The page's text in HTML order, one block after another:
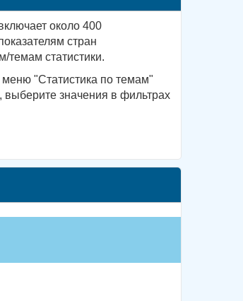
около 400
стран
статистики.
"Статистика по темам"
значения в фильтрах